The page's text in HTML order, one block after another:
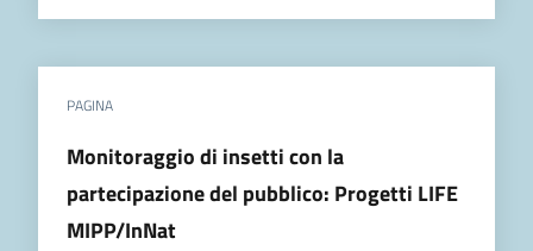
PAGINA
Monitoraggio di insetti con la
partecipazione del pubblico: Progetti LIFE
MIPP/InNat